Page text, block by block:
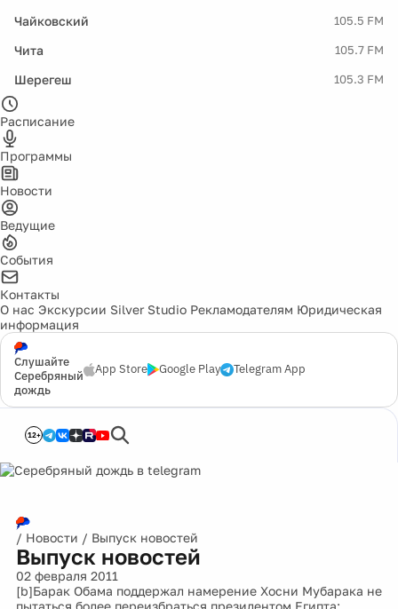
Чайковский 105.5 FM
Чита 105.7 FM
Шерегеш 105.3 FM
Расписание
Программы
Новости
Ведущие
События
Контакты
О нас Экскурсии Silver Studio Рекламодателям Юридическая
информация
Слушайте
Серебряный
дождь
App Store Google Play Telegram App
12+
/ Новости / Выпуск новостей
Выпуск новостей
02 февраля 2011
[b]Барак Обама поддержал намерение Хосни Мубарака не